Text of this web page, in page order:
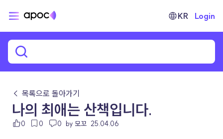
KR Login
← 목록으로 돌아가기
나의 최애는 산책입니다.
0 0 0 by 모꼬 25.04.06